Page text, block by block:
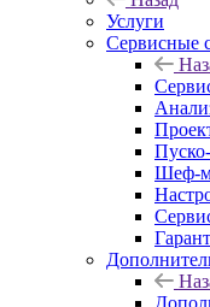
Услуги
Сервисные
Шеф-